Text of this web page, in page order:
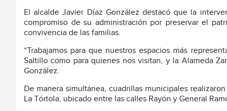
El alcalde Javier Díaz González destacó que la
compromiso de su administración por preservar el
convivencia de las familias.
“Trabajamos para que nuestros espacios más
Saltillo como para quienes nos visitan, y la Alameda
González.
De manera simultánea, cuadrillas municipales
La Tórtola, ubicado entre las calles Rayón y General